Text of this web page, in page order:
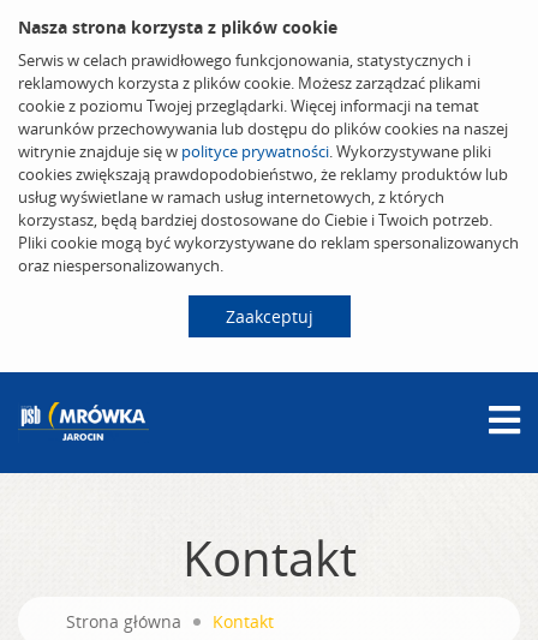
Nasza strona korzysta z plików cookie
Serwis w celach prawidłowego funkcjonowania, statystycznych i
reklamowych korzysta z plików cookie. Możesz zarządzać plikami
cookie z poziomu Twojej przeglądarki. Więcej informacji na temat
warunków przechowywania lub dostępu do plików cookies na naszej
witrynie znajduje się w polityce prywatności. Wykorzystywane pliki
cookies zwiększają prawdopodobieństwo, że reklamy produktów lub
usług wyświetlane w ramach usług internetowych, z których
korzystasz, będą bardziej dostosowane do Ciebie i Twoich potrzeb.
Pliki cookie mogą być wykorzystywane do reklam spersonalizowanych
oraz niespersonalizowanych.
Zaakceptuj
Kontakt
Strona główna Kontakt